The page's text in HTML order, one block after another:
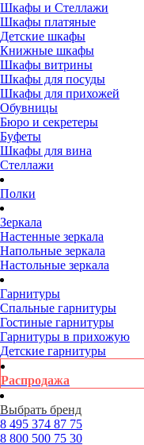
Шкафы и Стеллажи
Шкафы платяные
Детские шкафы
Книжные шкафы
Шкафы витрины
Шкафы для посуды
Шкафы для прихожей
Обувницы
Бюро и секретеры
Буфеты
Шкафы для вина
Стеллажи
Полки
Зеркала
Настенные зеркала
Напольные зеркала
Настольные зеркала
Гарнитуры
Спальные гарнитуры
Гостиные гарнитуры
Гарнитуры в прихожую
Детские гарнитуры
Распродажа
Выбрать бренд
8 495 374 87 75
8 800 500 75 30